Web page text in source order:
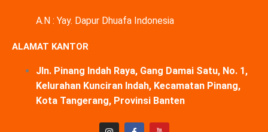
A.N : Yay. Dapur Dhuafa Indonesia
ALAMAT KANTOR
Jln. Pinang Indah Raya, Gang Damai Satu, No. 1,
Kelurahan Kunciran Indah, Kecamatan Pinang,
Kota Tangerang, Provinsi Banten